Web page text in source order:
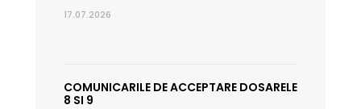
17.07.2026
COMUNICARILE DE ACCEPTARE DOSARELE
8 SI 9